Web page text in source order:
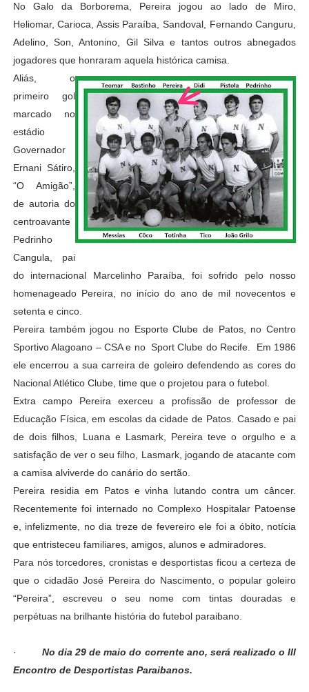
No Galo da Borborema, Pereira jogou ao lado de Miro,
Heliomar, Carioca, Assis Paraíba, Sandoval, Fernando Canguru,
Adelino, Son, Antonino, Gil Silva e tantos outros abnegados
jogadores que honraram aquela histórica camisa.
Aliás, o
primeiro gol
marcado no
estádio
Governador
Ernani Sátiro,
“O Amigão”,
de autoria do
centroavante
Pedrinho
Cangula, pai
do internacional Marcelinho Paraíba, foi sofrido pelo nosso
homenageado Pereira, no início do ano de mil novecentos e
setenta e cinco.
Pereira também jogou no Esporte Clube de Patos, no Centro
Sportivo Alagoano – CSA e no Sport Clube do Recife. Em 1986
ele encerrou a sua carreira de goleiro defendendo as cores do
Nacional Atlético Clube, time que o projetou para o futebol.
Extra campo Pereira exerceu a profissão de professor de
Educação Física, em escolas da cidade de Patos. Casado e pai
de dois filhos, Luana e Lasmark, Pereira teve o orgulho e a
satisfação de ver o seu filho, Lasmark, jogando de atacante com
a camisa alviverde do canário do sertão.
Pereira residia em Patos e vinha lutando contra um câncer.
Recentemente foi internado no Complexo Hospitalar Patoense
e, infelizmente, no dia treze de fevereiro ele foi a óbito, notícia
que entristeceu familiares, amigos, alunos e admiradores.
Para nós torcedores, cronistas e desportistas ficou a certeza de
que o cidadão José Pereira do Nascimento, o popular goleiro
“Pereira”, escreveu o seu nome com tintas douradas e
perpétuas na brilhante história do futebol paraibano.
· No dia 29 de maio do corrente ano, será realizado o III
Encontro de Desportistas Paraibanos.